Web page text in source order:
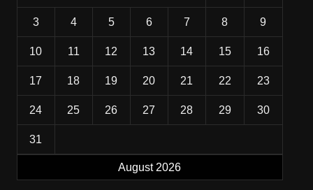
August 2026
3 4 5 6 7 8 9
10 11 12 13 14 15 16
17 18 19 20 21 22 23
24 25 26 27 28 29 30
31